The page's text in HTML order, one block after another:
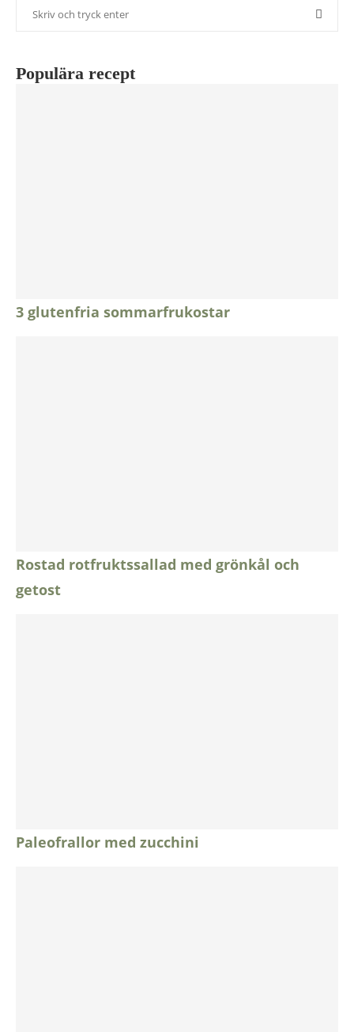
Populära recept
3 glutenfria sommarfrukostar
Rostad rotfruktssallad med grönkål och
getost
Paleofrallor med zucchini